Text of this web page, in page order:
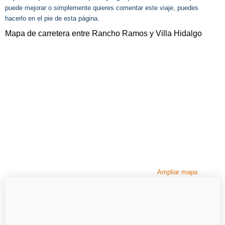
puede mejorar o simplemente quieres comentar este viaje, puedes
hacerlo en el pie de esta página.
Mapa de carretera entre Rancho Ramos y Villa Hidalgo
Ampliar mapa